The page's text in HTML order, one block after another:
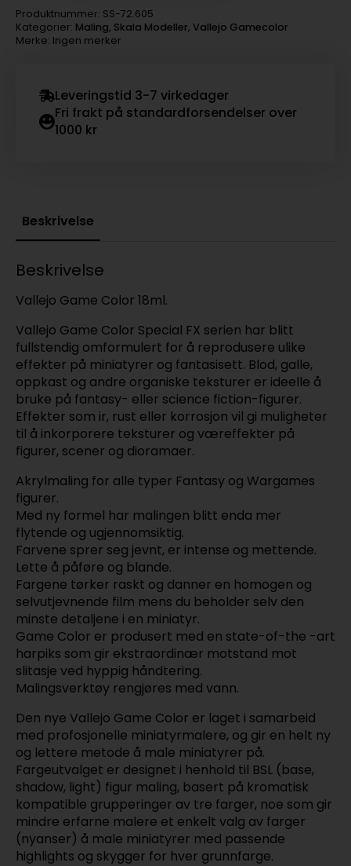
FX
-
green
rust
Produktnummer: SS-72.605
Kategorier: Maling, Skala Modeller, Vallejo Gamecolor
Merke: Ingen merker
Leveringstid 3-7 virkedager
Fri frakt på standardforsendelser over
1000 kr
Beskrivelse
Beskrivelse
Vallejo Game Color 18ml.
Vallejo Game Color Special FX serien har blitt
fullstendig omformulert for å reprodusere ulike
effekter på miniatyrer og fantasisett. Blod, galle,
oppkast og andre organiske teksturer er ideelle å
bruke på fantasy- eller science fiction-figurer.
Effekter som ir, rust eller korrosjon vil gi muligheter
til å inkorporere teksturer og væreffekter på
figurer, scener og dioramaer.
Akrylmaling for alle typer Fantasy og Wargames
figurer.
Med ny formel har malingen blitt enda mer
flytende og ugjennomsiktig.
Farvene sprer seg jevnt, er intense og mettende.
Lette å påføre og blande.
Fargene tørker raskt og danner en homogen og
selvutjevnende film mens du beholder selv den
minste detaljene i en miniatyr.
Game Color er produsert med en state-of-the -art
harpiks som gir ekstraordinær motstand mot
slitasje ved hyppig håndtering.
Malingsverktøy rengjøres med vann.
Den nye Vallejo Game Color er laget i samarbeid
med profosjonelle miniatyrmalere, og gir en helt ny
og lettere metode å male miniatyrer på.
Fargeutvalget er designet i henhold til BSL (base,
shadow, light) figur maling, basert på kromatisk
kompatible grupperinger av tre farger, noe som gir
mindre erfarne malere et enkelt valg av farger
(nyanser) å male miniatyrer med passende
highlights og skygger for hver grunnfarge.